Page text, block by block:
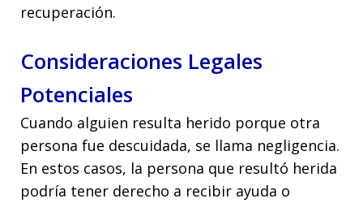
recuperación.
Consideraciones Legales
Potenciales
Cuando alguien resulta herido porque otra
persona fue descuidada, se llama negligencia.
En estos casos, la persona que resultó herida
podría tener derecho a recibir ayuda o